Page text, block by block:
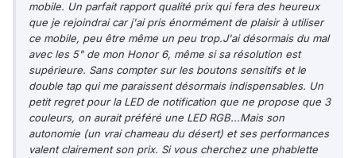
mobile. Un parfait rapport qualité prix qui fera des heureux
que je rejoindrai car j'ai pris énormément de plaisir à utiliser
ce mobile, peu être même un peu trop.J'ai désormais du mal
avec les 5" de mon Honor 6, même si sa résolution est
supérieure. Sans compter sur les boutons sensitifs et le
double tap qui me paraissent désormais indispensables. Un
petit regret pour la LED de notification que ne propose que 3
couleurs, on aurait préféré une LED RGB...Mais son
autonomie (un vrai chameau du désert) et ses performances
valent clairement son prix. Si vous cherchez une phablette